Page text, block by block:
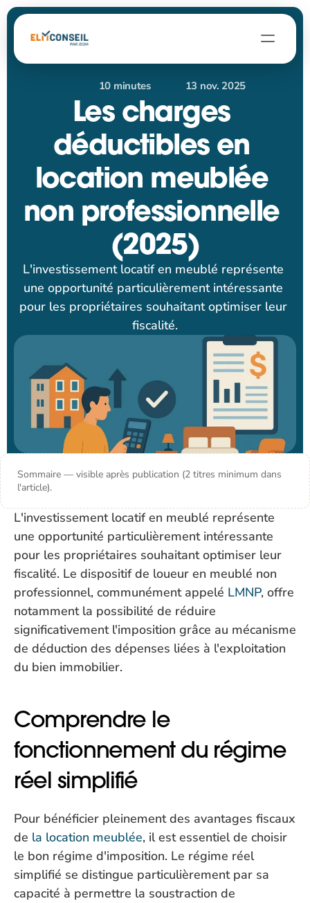
Contact
Parler à un expert
10 minutes 13 nov. 2025
Les charges
déductibles en
location meublée
non professionnelle
(2025)
L'investissement locatif en meublé représente
une opportunité particulièrement intéressante
pour les propriétaires souhaitant optimiser leur
fiscalité.
Sommaire — visible après publication (2 titres minimum dans
l'article).
L'investissement locatif en meublé représente
une opportunité particulièrement intéressante
pour les propriétaires souhaitant optimiser leur
fiscalité. Le dispositif de loueur en meublé non
professionnel, communément appelé LMNP, offre
notamment la possibilité de réduire
significativement l'imposition grâce au mécanisme
de déduction des dépenses liées à l'exploitation
du bien immobilier.
Comprendre le
fonctionnement du régime
réel simplifié
Pour bénéficier pleinement des avantages fiscaux
de la location meublée, il est essentiel de choisir
le bon régime d'imposition. Le régime réel
simplifié se distingue particulièrement par sa
capacité à permettre la soustraction de